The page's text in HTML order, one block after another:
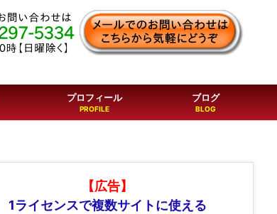
プロフィール ブログ
【広告】
1ライセンスで複数サイトに使える